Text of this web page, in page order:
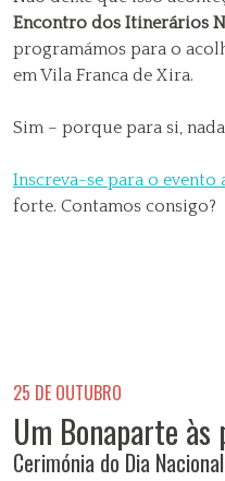
Encontro dos Itinerários
programámos para o
em Vila Franca de Xira.
Sim – porque para si,
Inscreva-se para o evento
forte. Contamos consigo?
25 DE OUTUBRO
Um Bonaparte
Cerimónia do Dia